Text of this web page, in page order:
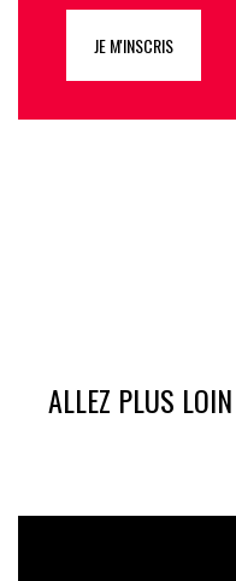
JE M'INSCRIS
ALLEZ PLUS